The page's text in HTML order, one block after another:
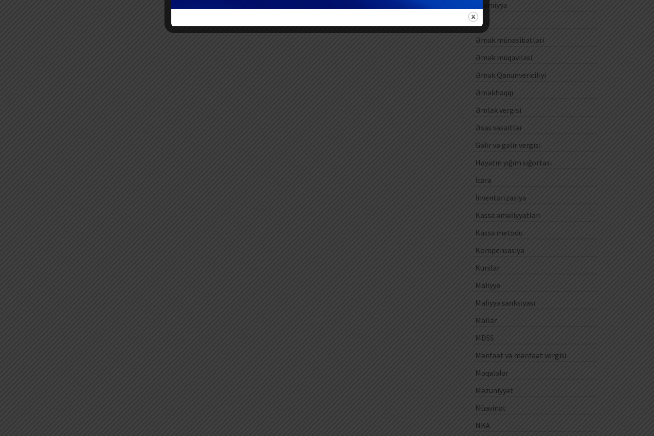
Ezamiyyə
ƏDV
Əmək münasibətləri
Əmək müqaviləsi
Əmək Qanunvericiliyi
Əməkhaqqı
Əmlak vergisi
Əsas vəsaitlər
Gəlir və gəlir vergisi
Həyatın yığım sığortası
İcarə
İnventarizasiya
Kassa əməliyyatları
Kassa metodu
Kompensasiya
Kurslar
Maliyyə
Maliyyə sanksiyası
Mallar
MDSS
Mənfəət və mənfəət vergisi
Məqalələr
Məzuniyyət
Müavinət
NKA